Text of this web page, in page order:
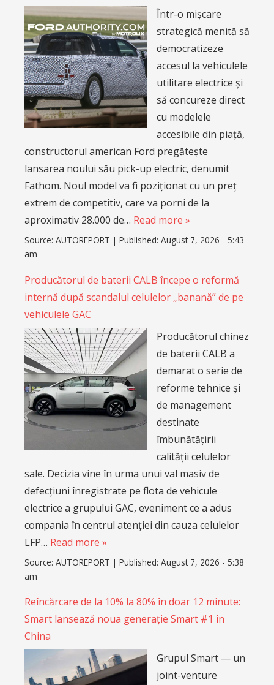
Într-o mișcare
strategică menită să
democratizeze
accesul la vehiculele
utilitare electrice și
să concureze direct
cu modelele
accesibile din piață,
constructorul american Ford pregătește
lansarea noului său pick-up electric, denumit
Fathom. Noul model va fi poziționat cu un preț
extrem de competitiv, care va porni de la
aproximativ 28.000 de… Read more »
Source: AUTOREPORT | Published: August 7, 2026 - 5:43
am
Producătorul de baterii CALB începe o reformă
internă după scandalul celulelor „banană” de pe
vehiculele GAC
Producătorul chinez
de baterii CALB a
demarat o serie de
reforme tehnice și
de management
destinate
îmbunătățirii
calității celulelor
sale. Decizia vine în urma unui val masiv de
defecțiuni înregistrate pe flota de vehicule
electrice a grupului GAC, eveniment ce a adus
compania în centrul atenției din cauza celulelor
LFP… Read more »
Source: AUTOREPORT | Published: August 7, 2026 - 5:38
am
Reîncărcare de la 10% la 80% în doar 12 minute:
Smart lansează noua generație Smart #1 în
China
Grupul Smart — un
joint-venture